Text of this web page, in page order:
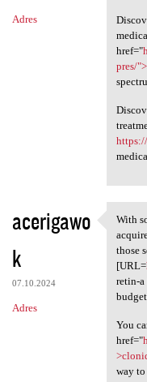
Adres
href="
pres/
acerigawo
k
07.10.2024
Adres
With
With
those
[URL=
retin-a
You
href="
way to